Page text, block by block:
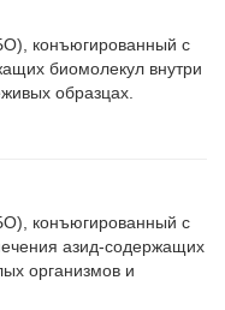
конъюгированный с
биомолекул внутри
образцах.
конъюгированный с
азид-содержащих
организмов и